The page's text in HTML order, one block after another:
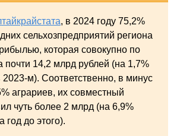
, в 2024 году 75,2%
сельхозпредприятий региона
которая совокупно по
почти 14,2 млрд рублей (на 1,7%
м). Соответственно, в минус
аграриев, их совместный
чуть более 2 млрд (на 6,9%
год до этого).